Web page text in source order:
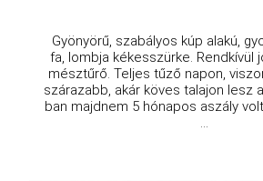
Gyönyörű, szabályos kúp alakú,
fa, lombja kékesszürke. Rendkívül
mésztűrő. Teljes tűző napon,
szárazabb, akár köves talajon lesz
ban majdnem 5 hónapos aszály
...